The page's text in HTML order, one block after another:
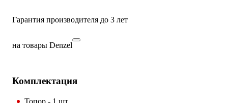
Гарантия производителя до 3 лет
на товары Denzel
Комплектация
Топор - 1 шт